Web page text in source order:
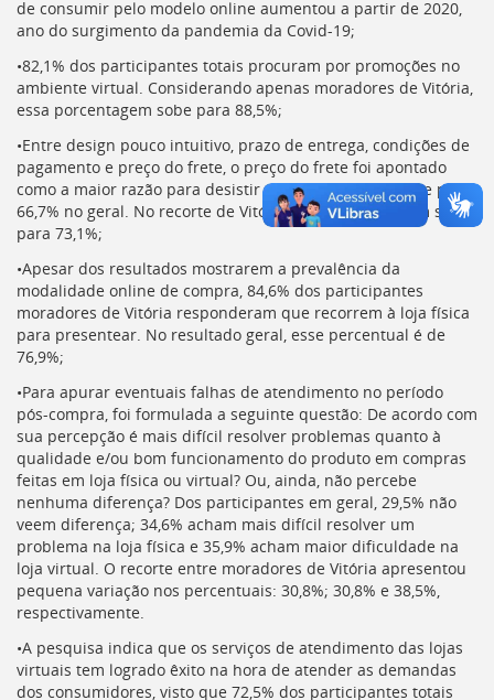
de consumir pelo modelo online aumentou a partir de 2020,
ano do surgimento da pandemia da Covid-19;
•82,1% dos participantes totais procuram por promoções no
ambiente virtual. Considerando apenas moradores de Vitória,
essa porcentagem sobe para 88,5%;
•Entre design pouco intuitivo, prazo de entrega, condições de
pagamento e preço do frete, o preço do frete foi apontado
como a maior razão para desistir de uma compra online para
66,7% no geral. No recorte de Vitória, essa porcentagem sobe
para 73,1%;
•Apesar dos resultados mostrarem a prevalência da
modalidade online de compra, 84,6% dos participantes
moradores de Vitória responderam que recorrem à loja física
para presentear. No resultado geral, esse percentual é de
76,9%;
•Para apurar eventuais falhas de atendimento no período
pós-compra, foi formulada a seguinte questão: De acordo com
sua percepção é mais difícil resolver problemas quanto à
qualidade e/ou bom funcionamento do produto em compras
feitas em loja física ou virtual? Ou, ainda, não percebe
nenhuma diferença? Dos participantes em geral, 29,5% não
veem diferença; 34,6% acham mais difícil resolver um
problema na loja física e 35,9% acham maior dificuldade na
loja virtual. O recorte entre moradores de Vitória apresentou
pequena variação nos percentuais: 30,8%; 30,8% e 38,5%,
respectivamente.
•A pesquisa indica que os serviços de atendimento das lojas
virtuais tem logrado êxito na hora de atender as demandas
dos consumidores, visto que 72,5% dos participantes totais